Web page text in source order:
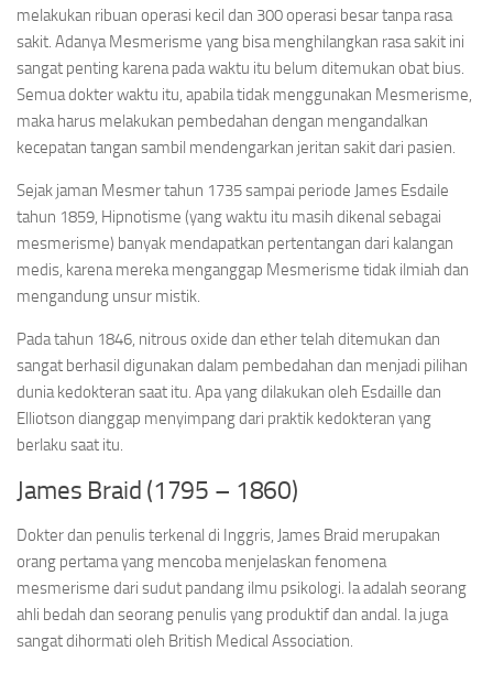
melakukan ribuan operasi kecil dan 300 operasi besar tanpa rasa
sakit. Adanya Mesmerisme yang bisa menghilangkan rasa sakit ini
sangat penting karena pada waktu itu belum ditemukan obat bius.
Semua dokter waktu itu, apabila tidak menggunakan Mesmerisme,
maka harus melakukan pembedahan dengan mengandalkan
kecepatan tangan sambil mendengarkan jeritan sakit dari pasien.
Sejak jaman Mesmer tahun 1735 sampai periode James Esdaile
tahun 1859, Hipnotisme (yang waktu itu masih dikenal sebagai
mesmerisme) banyak mendapatkan pertentangan dari kalangan
medis, karena mereka menganggap Mesmerisme tidak ilmiah dan
mengandung unsur mistik.
Pada tahun 1846, nitrous oxide dan ether telah ditemukan dan
sangat berhasil digunakan dalam pembedahan dan menjadi pilihan
dunia kedokteran saat itu. Apa yang dilakukan oleh Esdaille dan
Elliotson dianggap menyimpang dari praktik kedokteran yang
berlaku saat itu.
James Braid (1795 – 1860)
Dokter dan penulis terkenal di Inggris, James Braid merupakan
orang pertama yang mencoba menjelaskan fenomena
mesmerisme dari sudut pandang ilmu psikologi. Ia adalah seorang
ahli bedah dan seorang penulis yang produktif dan andal. Ia juga
sangat dihormati oleh British Medical Association.